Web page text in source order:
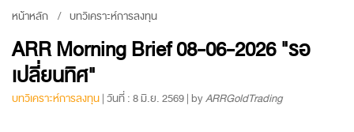
หน้าหลัก บทวิเคราะห์การลงทุน
ARR Morning Brief 08-06-2026 "รอ
เปลี่ยนทิศ"
บทวิเคราะห์การลงทุน| วันที่ : 8 มิ.ย. 2569 | byARRGoldTrading